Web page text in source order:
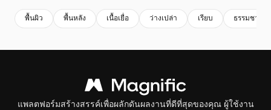
พื้นผิว พื้นหลัง เนื้อเยื่อ ว่างเปล่า เรียบ ธรรมชาติ
แพลตฟอร์มสร้างสรรค์เพื่อผลักดันผลงานที่ดีที่สุดของคุณ ผู้ใช้งาน